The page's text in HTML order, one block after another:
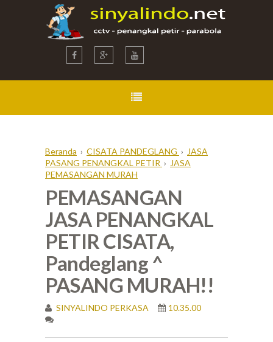
Beranda › CISATA PANDEGLANG › JASA
PASANG PENANGKAL PETIR › JASA
PEMASANGAN MURAH
PEMASANGAN
JASA PENANGKAL
PETIR CISATA,
Pandeglang ^
PASANG MURAH!!
SINYALINDO PERKASA 10.35.00